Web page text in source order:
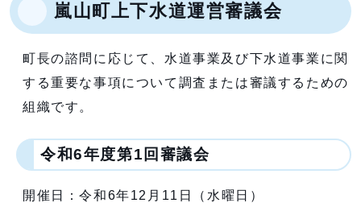
嵐山町上下水道運営審議会
町長の諮問に応じて、水道事業及び下水道事業に関
する重要な事項について調査または審議するための
組織です。
令和6年度第1回審議会
開催日：令和6年12月11日（水曜日）